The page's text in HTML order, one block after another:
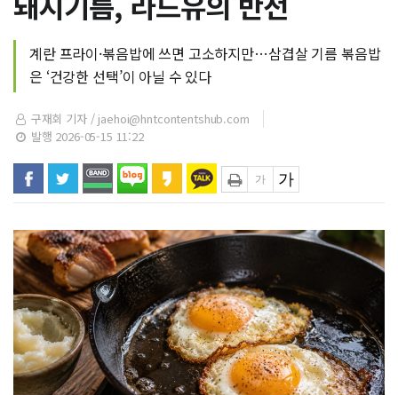
계란 프라이·볶음밥에 쓰면 고소하지만…삼겹살 기름 볶음밥
은 ‘건강한 선택’이 아닐 수 있다
구재회 기자 / jaehoi@hntcontentshub.com
발행 2026-05-15 11:22